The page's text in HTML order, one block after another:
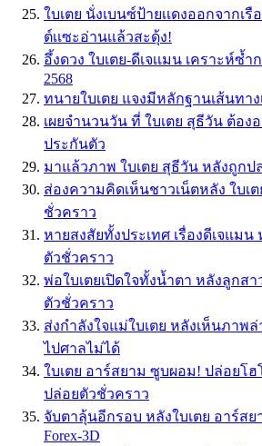
ใบเตย นั่งเบนซ์ป้ายเเดงออกจากเ
ต์เเซะอ่านเเล้วสะดุ้ง!
อึ้งดวง ใบเตย-ดีเจเเมน เคราะห์ซ้
2568
ทนายใบเตย แจงมีหลักฐานเส้นทา
เผยจำนวนวัน ที่ ใบเตย สุธีวัน ต้อง
ประกันตัว
มาแล้วภาพ ใบเตย สุธีวัน หลังถูกป
ส่องความคิดเห็นชาวเน็ตหลัง ใบเ
ชั่วคราว
หายสงสัยทั้งประเทศ เรื่องดีเจแมน
ตัวชั่วคราว
พ่อใบเตยเปิดใจทั้งน้ำตา หลังลูกส
ตัวชั่วคราว
ส่งกำลังใจแม่ใบเตย หลังเห็นภาพ
ไปศาลไม่ได้
ใบเตย อาร์สยาม ซูบผอม! ปล่อยโ
ปล่อยตัวชั่วคราว
จับตาลุ้นอีกรอบ หลังใบเตย อาร์ส
Forex-3D